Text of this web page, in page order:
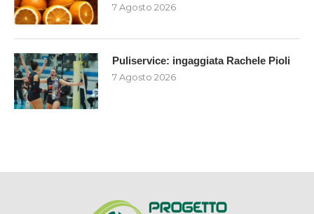
7 Agosto 2026
Puliservice: ingaggiata Rachele Pioli
7 Agosto 2026